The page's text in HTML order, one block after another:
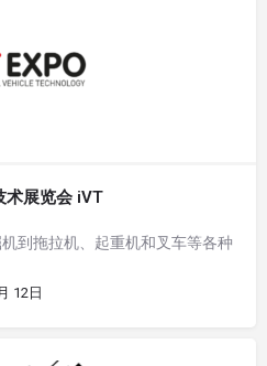
术展览会 iVT
到拖拉机、起重机和叉车等各种
12日